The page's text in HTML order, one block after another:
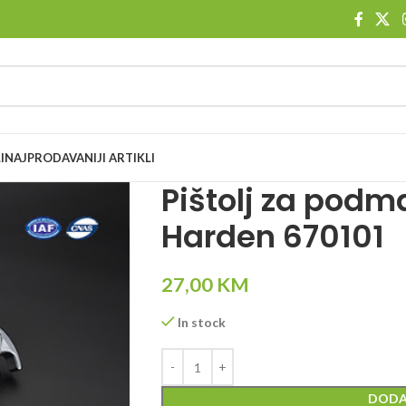
NAJPRODAVANIJI ARTIKLI
Pištolj za
Harden 670101
27,00 KM
In stock